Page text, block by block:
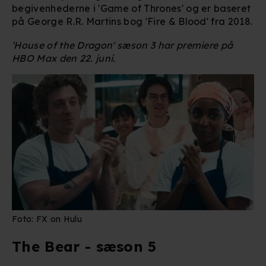
at sikre funktionalitet, generere statistik, huske dine
præferencer og til markedsføring.
Når vi anvender cookies, behandler vi kortvarigt din IP-
partnere.
Du kan læse mere om vores brug af cookies og
behandling af dine personoplysninger i både vores
privatlivspolitik
cookiepolitik .
begivenhederne i 'Game of Thrones' og er baseret
på George R.R. Martins bog 'Fire & Blood' fra 2018.
'House of the Dragon' sæson 3 har premiere på
HBO Max den 22. juni.
Foto: FX on Hulu
The Bear - sæson 5